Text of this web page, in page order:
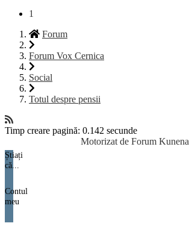
1
Forum
Forum Vox Cernica
Social
Totul despre pensii
Timp creare pagină: 0.142 secunde
Motorizat de Forum Kunena
Știați
că...
Contul
meu